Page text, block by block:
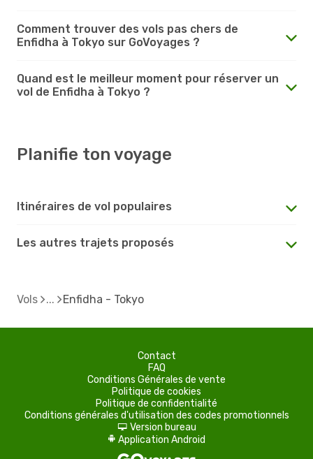
Comment trouver des vols pas chers de
Enfidha à Tokyo sur GoVoyages ?
Quand est le meilleur moment pour réserver un
vol de Enfidha à Tokyo ?
Planifie ton voyage
Itinéraires de vol populaires
Les autres trajets proposés
Vols Enfidha - Tokyo
Contact
FAQ
Conditions Générales de vente
Politique de cookies
Politique de confidentialité
Conditions générales d'utilisation des codes promotionnels
d Version bureau
A Application Android